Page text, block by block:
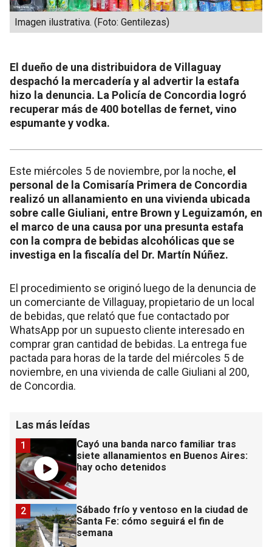
Imagen ilustrativa. (Foto: Gentilezas)
El dueño de una distribuidora de Villaguay
despachó la mercadería y al advertir la estafa
hizo la denuncia. La Policía de Concordia logró
recuperar más de 400 botellas de fernet, vino
espumante y vodka.
Este miércoles 5 de noviembre, por la noche, el
personal de la Comisaría Primera de Concordia
realizó un allanamiento en una vivienda ubicada
sobre calle Giuliani, entre Brown y Leguizamón, en
el marco de una causa por una presunta estafa
con la compra de bebidas alcohólicas que se
investiga en la fiscalía del Dr. Martín Núñez.
El procedimiento se originó luego de la denuncia de
un comerciante de Villaguay, propietario de un local
de bebidas, que relató que fue contactado por
WhatsApp por un supuesto cliente interesado en
comprar gran cantidad de bebidas. La entrega fue
pactada para horas de la tarde del miércoles 5 de
noviembre, en una vivienda de calle Giuliani al 200,
de Concordia.
Las más leídas
Cayó una banda narco familiar tras
siete allanamientos en Buenos Aires:
hay ocho detenidos
1
Sábado frío y ventoso en la ciudad de
Santa Fe: cómo seguirá el fin de
semana
2